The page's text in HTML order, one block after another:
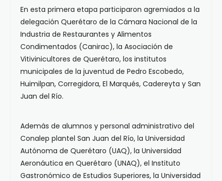
En esta primera etapa participaron agremiados a la
delegación Querétaro de la Cámara Nacional de la
Industria de Restaurantes y Alimentos
Condimentados (Canirac), la Asociación de
Vitivinicultores de Querétaro, los institutos
municipales de la juventud de Pedro Escobedo,
Huimilpan, Corregidora, El Marqués, Cadereyta y San
Juan del Río.
Además de alumnos y personal administrativo del
Conalep plantel San Juan del Río, la Universidad
Autónoma de Querétaro (UAQ), la Universidad
Aeronáutica en Querétaro (UNAQ), el Instituto
Gastronómico de Estudios Superiores, la Universidad